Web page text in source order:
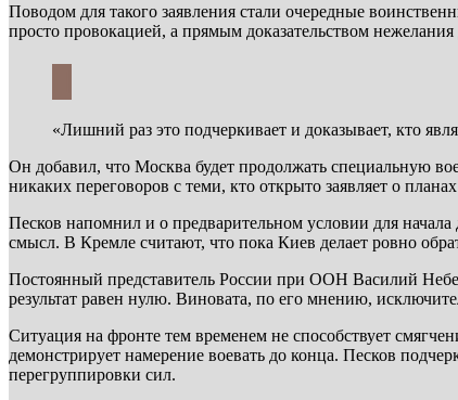
Поводом для такого заявления стали очередные
просто провокацией, а прямым доказательством нежелания
«Лишний раз это подчеркивает и доказывает, кто
Он добавил, что Москва будет продолжать специальную
никаких переговоров с теми, кто открыто заявляет о
Песков напомнил и о предварительном условии для
смысл. В Кремле считают, что пока Киев делает ровно
Постоянный представитель России при ООН Василий
результат равен нулю. Виновата, по его мнению,
Ситуация на фронте тем временем не способствует
демонстрирует намерение воевать до конца. Песков
перегруппировки сил.